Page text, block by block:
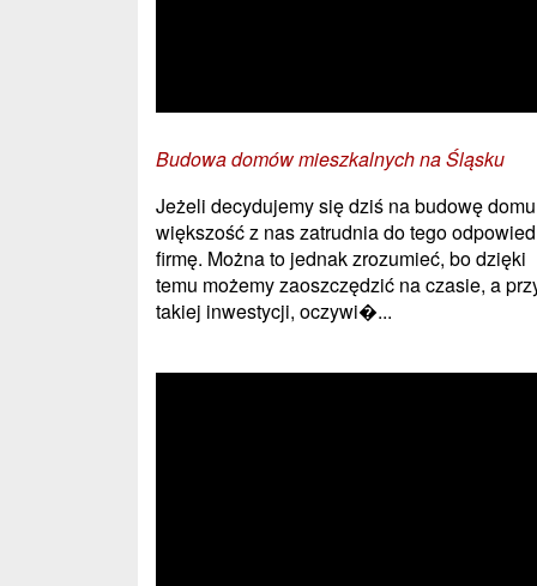
Budowa domów mieszkalnych na Śląsku
Jeżeli decydujemy się dziś na budowę
większość z nas zatrudnia do tego
firmę. Można to jednak zrozumieć, bo dzięki
temu możemy zaoszczędzić na czasie, a
takiej inwestycji, oczywi�...